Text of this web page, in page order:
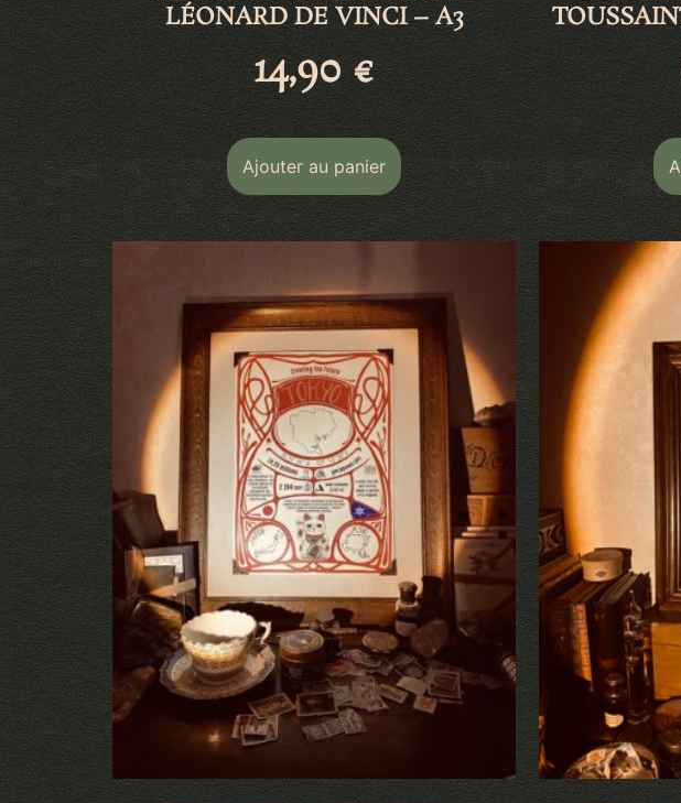
LÉONARD DE VINCI – A3
14,90€
Ajouter au panier